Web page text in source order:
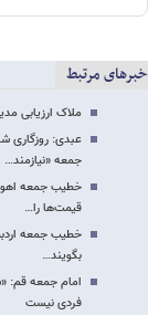
خبرهای مرتبط
ملاک ارزیابی
عبدی: روزگاری
جمعه «نیازمند…
خطیب جمعه
قیمت‌ها را…
خطیب جمعه
بگویند…
امام جمعه قم:
فردی نیست